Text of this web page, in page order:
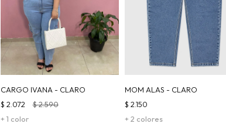
CARGO IVANA - CLARO
+ 1 color
$ 2.072 $2.590
MOM ALAS - CLARO
+ 2 colores
$ 2.150